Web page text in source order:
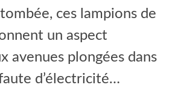
ces lampions de
un aspect
avenues plongées dans
d’électricité…